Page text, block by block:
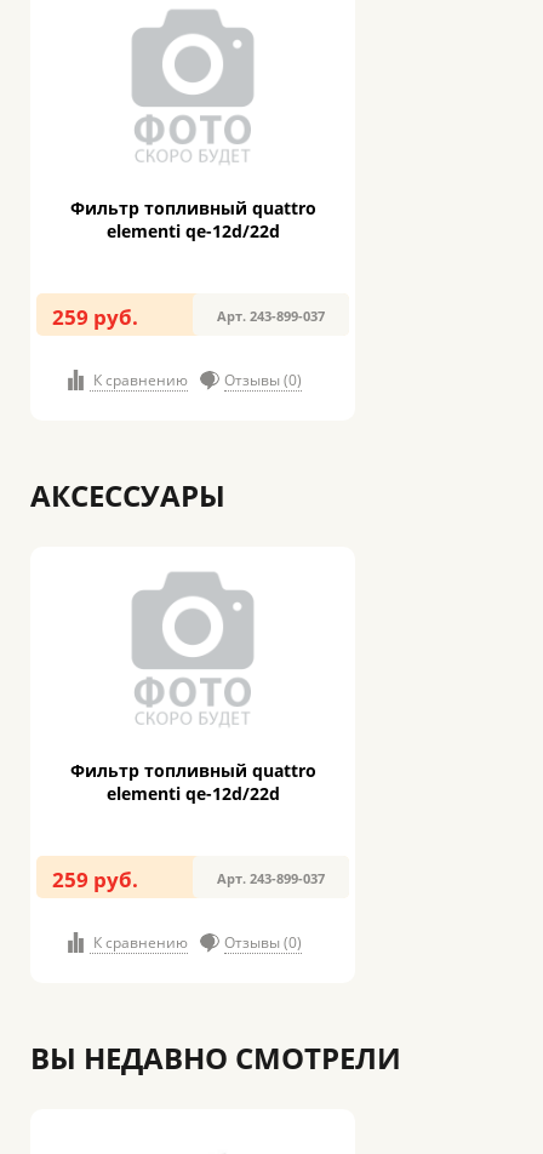
Фильтр топливный quattro
elementi qe-12d/22d
259 руб. Арт. 243-899-037
К сравнению Отзывы (0)
АКСЕССУАРЫ
Фильтр топливный quattro
elementi qe-12d/22d
259 руб. Арт. 243-899-037
К сравнению Отзывы (0)
ВЫ НЕДАВНО СМОТРЕЛИ